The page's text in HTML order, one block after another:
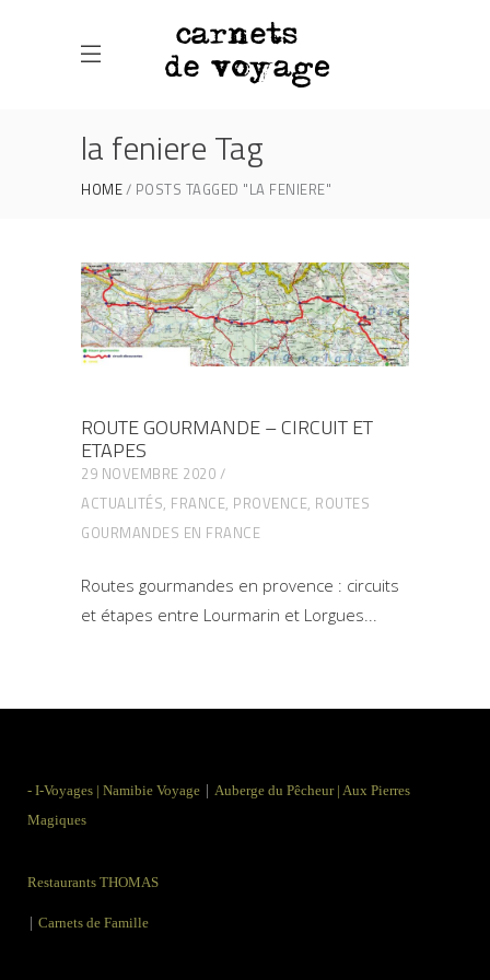
la feniere Tag
HOME POSTS TAGGED "LA FENIERE"
ROUTE GOURMANDE – CIRCUIT ET
ETAPES
29 NOVEMBRE 2020
ACTUALITÉS, FRANCE, PROVENCE, ROUTES
GOURMANDES EN FRANCE
Routes gourmandes en provence : circuits
et étapes entre Lourmarin et Lorgues
- I-Voyages | Namibie Voyage | Auberge du Pêcheur | Aux Pierres
Magiques
Restaurants THOMAS
| Carnets de Famille